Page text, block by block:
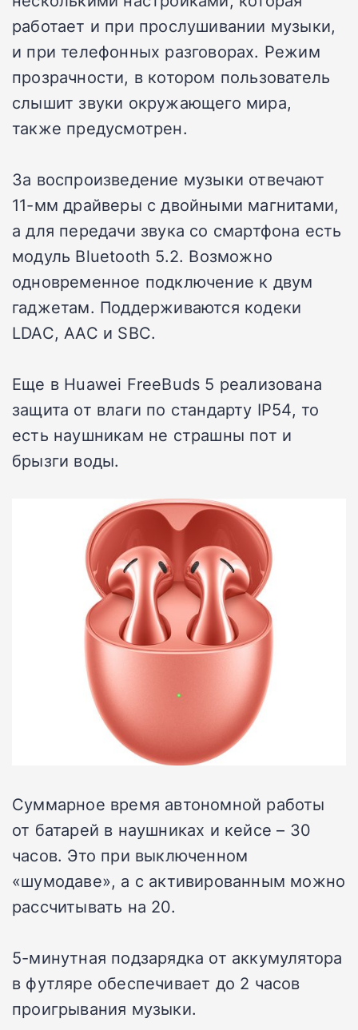
работает и при прослушивании музыки,
и при телефонных разговорах. Режим
прозрачности, в котором пользователь
слышит звуки окружающего мира,
также предусмотрен.
За воспроизведение музыки отвечают
11-мм драйверы с двойными магнитами,
а для передачи звука со смартфона есть
модуль Bluetooth 5.2. Возможно
одновременное подключение к двум
гаджетам. Поддерживаются кодеки
LDAC, AAC и SBC.
Еще в Huawei FreeBuds 5 реализована
защита от влаги по стандарту IP54, то
есть наушникам не страшны пот и
брызги воды.
Суммарное время автономной работы
от батарей в наушниках и кейсе – 30
часов. Это при выключенном
«шумодаве», а с активированным можно
рассчитывать на 20.
5-минутная подзарядка от аккумулятора
в футляре обеспечивает до 2 часов
проигрывания музыки.